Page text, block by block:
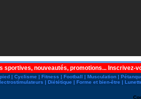
sportives, nouveautés, promotions... Inscrivez-
| Cyclisme | Fitness | Football | Musculation |
| Diététique | Forme et bien-être |